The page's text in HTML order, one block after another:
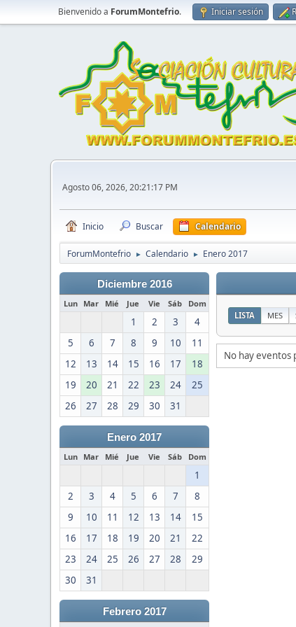
Bienvenido a ForumMontefrio. Iniciar sesión
Agosto 06, 2026, 20:21:17 PM
Inicio Buscar Calendario
ForumMontefrio ► Calendario ► Enero 2017
Diciembre 2016
Lun Mar Mié Jue Vie Sáb Dom
1 2 3
4
5
6 7 8 9 10
11
12
13 14 15 16 17
18
19
20 21 22 23 24
25
26
27 28 29 30 31
Enero 2017
Lun Mar Mié Jue Vie Sáb Dom
1
2
3 4 5 6 7
8
9
10 11 12 13 14
15
16
17 18 19 20 21
22
23
24 25 26 27 28
29
30
31
Febrero 2017
LISTA MES
No hay eventos